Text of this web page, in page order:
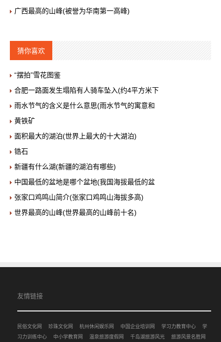
广西最高的山峰(被誉为华南第一高峰)
猜你喜欢
“摆拍”雪花图鉴
合肥一路面发生塌陷有人骑车坠入(约4平方米下
雨水节气的含义是什么意思(雨水节气的寓意和
黄铁矿
面积最大的湖泊(世界上最大的十大湖泊)
锆石
新疆有什么湖(新疆的湖泊有哪些)
中国最低的盆地是哪个盆地(我国海拔最低的盆
张家口鸡鸣山简介(张家口鸡鸣山海拔多高)
世界最高的山峰(世界最高的山峰前十名)
友情链接
民俗文化网 珍珠文化网 杭州休闲娱乐网 中国企业培训网 学习力教育中心
学
习力训练中心
中小学教育网 温泉旅游度假网 千岛湖旅游风光 旅游风景名胜网